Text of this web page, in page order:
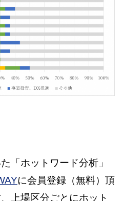
「ホットワード分析」
に会員登録（無料）頂
上場区分ごとにホット